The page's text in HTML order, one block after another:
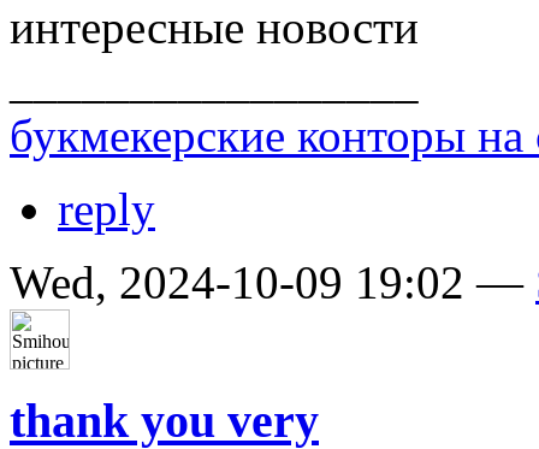
интересные новости
букмекерские конторы на
reply
Wed, 2024-10-09 19:02 —
thank you very